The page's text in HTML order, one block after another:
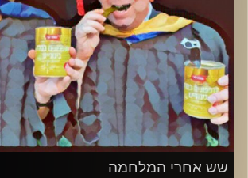
שש אחרי המלחמה